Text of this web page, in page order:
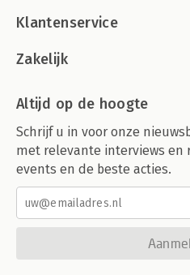
Klantenservice
Zakelijk
Altijd op de hoogte
Schrijf u in voor onze
met relevante interviews en
events en de beste acties.